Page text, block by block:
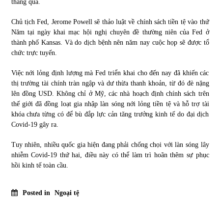
tháng qua.
Chủ tịch Fed, Jerome Powell sẽ thảo luật về chính sách tiền tệ vào thứ
Năm tại ngày khai mạc hội nghị chuyên đề thường niên của Fed ở
thành phố Kansas. Và do dịch bệnh nên năm nay cuộc họp sẽ được tổ
chức trực tuyến.
Việc nới lỏng định lượng mà Fed triển khai cho đến nay đã khiến các
thị trường tài chính tràn ngập và dư thừa thanh khoản, từ đó đè nặng
lên đồng USD. Không chỉ ở Mỹ, các nhà hoạch định chính sách trên
thế giới đã đồng loạt gia nhập làn sóng nới lỏng tiền tệ và hỗ trợ tài
khóa chưa từng có để bù đắp lực cản tăng trưởng kinh tế do đại dịch
Covid-19 gây ra.
Tuy nhiên, nhiều quốc gia hiện đang phải chống chọi với làn sóng lây
nhiễm Covid-19 thứ hai, điều này có thể làm trì hoãn thêm sự phục
hồi kinh tế toàn cầu.
Posted in Ngoại tệ